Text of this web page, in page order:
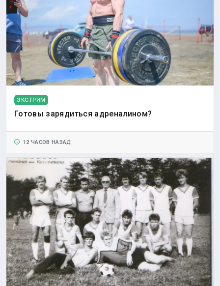
ЭКСТРИМ
Готовы зарядиться адреналином?
12 ЧАСОВ НАЗАД